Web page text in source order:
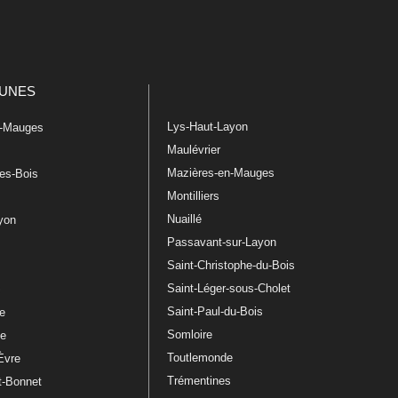
Mauges
Bois
Bonnet
Lys-Haut-Layon
Maulévrier
Mazières-en-Mauges
Montilliers
Nuaillé
Passavant-sur-Layon
Saint-Christophe-du-Bois
Saint-Léger-sous-Cholet
Saint-Paul-du-Bois
Somloire
Toutlemonde
Trémentines